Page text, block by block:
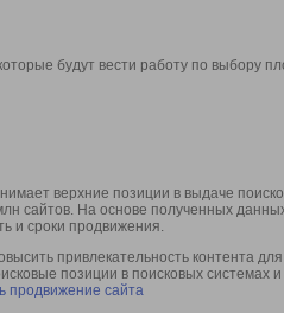
будут вести работу по выбору
верхние позиции в выдаче
сайтов. На основе полученных
и сроки продвижения.
привлекательность контента
позиции в поисковых системах
продвижение сайта